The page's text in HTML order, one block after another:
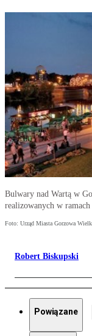
Bulwary nad Wartą w
realizowanych w
Foto: Urząd Miasta Gorzowa
Robert Biskupski
Powiązane